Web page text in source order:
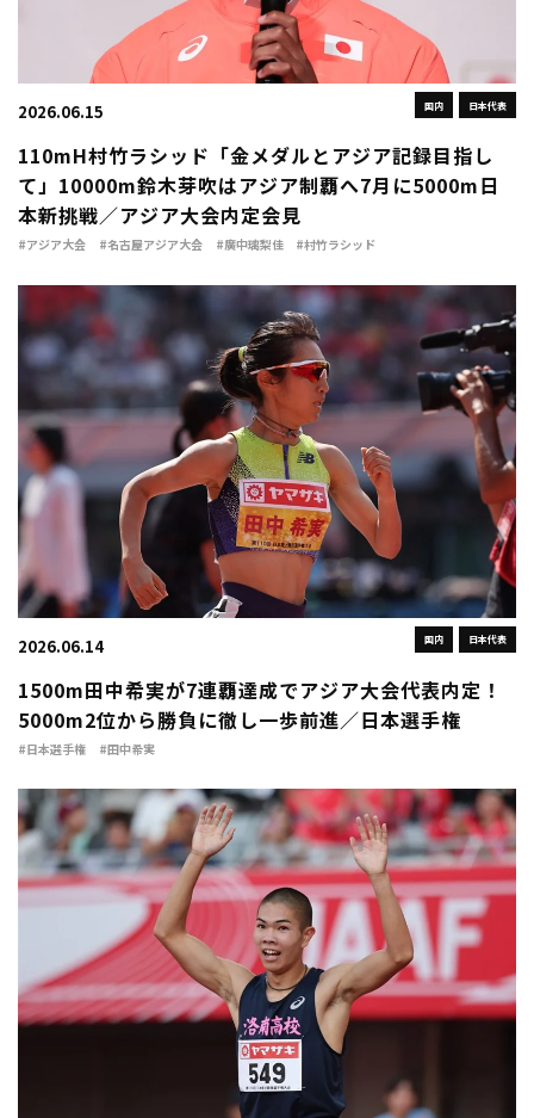
国内 日本代表
2026.06.15
110mH村竹ラシッド「金メダルとアジア記録目指し
て」10000m鈴木芽吹はアジア制覇へ7月に5000m日
本新挑戦／アジア大会内定会見
#アジア大会 #名古屋アジア大会 #廣中璃梨佳 #村竹ラシッド
国内 日本代表
2026.06.14
1500m田中希実が7連覇達成でアジア大会代表内定！
5000m2位から勝負に徹し一歩前進／日本選手権
#日本選手権 #田中希実